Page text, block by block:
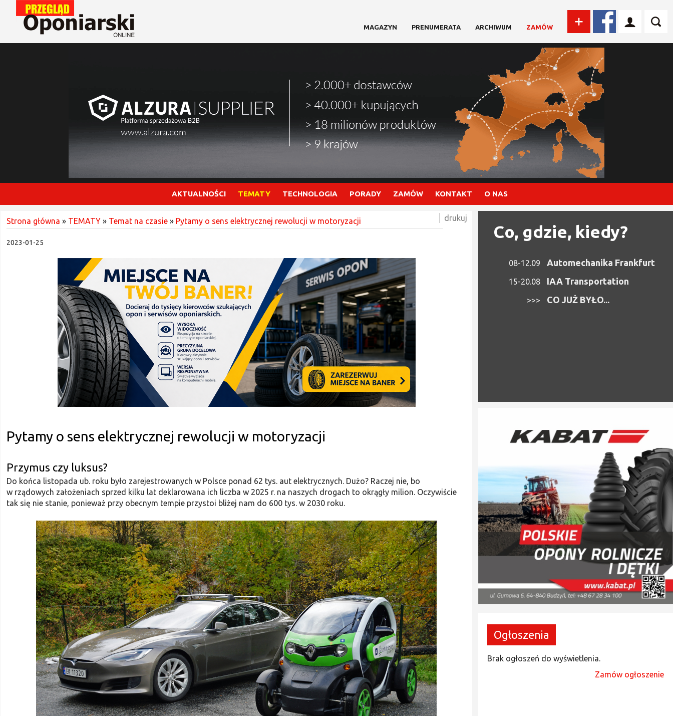
MAGAZYN PRENUMERATA ARCHIWUM ZAMÓW
AKTUALNOŚCI TEMATY TECHNOLOGIA PORADY ZAMÓW KONTAKT O NAS
Strona główna » TEMATY » Temat na czasie » Pytamy o sens elektrycznej rewolucji w motoryzacji
2023-01-25
Pytamy o sens elektrycznej rewolucji w motoryzacji
Przymus czy luksus?
Do końca listopada ub. roku było zarejestrowanych w Polsce ponad 62 tys. aut elektrycznych. Dużo? Raczej nie, bo
w rządowych założeniach sprzed kilku lat deklarowana ich liczba w 2025 r. na naszych drogach to okrągły milion. Oczywiście
tak się nie stanie, ponieważ przy obecnym tempie przystoi bliżej nam do 600 tys. w 2030 roku.
drukuj
Co, gdzie, kiedy?
08-12.09 Automechanika Frankfurt
15-20.08 IAA Transportation
>>> CO JUŻ BYŁO...
Ogłoszenia
Brak ogłoszeń do wyświetlenia.
Zamów ogłoszenie